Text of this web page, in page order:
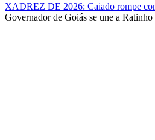
XADREZ DE 2026: Caiado rompe
Governador de Goiás se une a